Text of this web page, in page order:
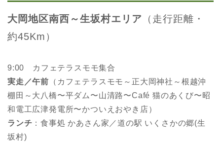
大岡地区南西～生坂村エリア （走行距離・
約45Km）
9:00 カフェテラスモモ集合
実走／午前 （カフェテラスモモ～正大岡神社～根越沖
棚田～大八橋〜平ダム〜山清路〜Café 猫のあくび〜昭
和電工広津発電所〜かついえおやき店）
ランチ ：食事処 かあさん家／道の駅 いくさかの郷(生
坂村)